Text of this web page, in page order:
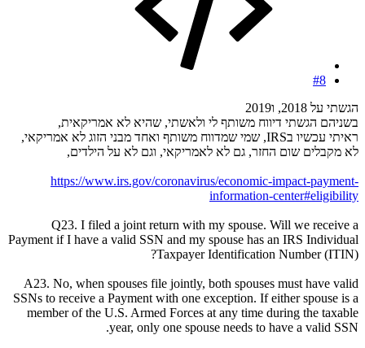
#8
הגשתי על 2018, ו2019
בשניהם הגשתי דיווח משותף לי ולאשתי, שהיא לא אמריקאית,
ראיתי עכשיו בIRS, שמי שמדווח משותף ואחד מבני הזוג לא אמריקאי,
לא מקבלים שום החזר, גם לא לאמריקאי, וגם לא על הילדים,
https://www.irs.gov/coronavirus/economic-impact-payment-
information-center#eligibility
Q23. I filed a joint return with my spouse. Will we receive a
Payment if I have a valid SSN and my spouse has an IRS Individual
Taxpayer Identification Number (ITIN)?
A23. No, when spouses file jointly, both spouses must have valid
SSNs to receive a Payment with one exception. If either spouse is a
member of the U.S. Armed Forces at any time during the taxable
year, only one spouse needs to have a valid SSN.